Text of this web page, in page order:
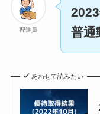
配達員 普通
あわせて読みたい